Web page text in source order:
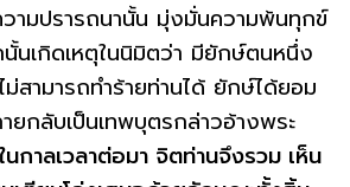
วามปรารถนานั้น มุ่งมั่นความพ้นทุกข์
นเกิดเหตุในนิมิตว่า มียักษ์ตนหนึ่ง
ม่สามารถทำร้ายท่านได้ ยักษ์ได้ยอม
ยกลับเป็นเทพบุตรกล่าวอ้างพระ
ในกาลเวลาต่อมา จิตท่านจึงรวม เห็น